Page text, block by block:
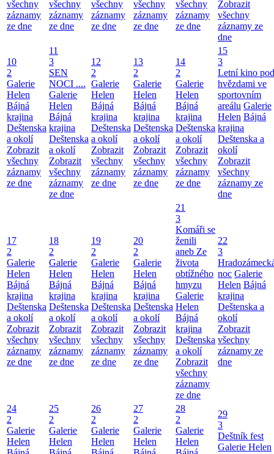
všechny
záznamy
ze dne
všechny
záznamy
ze dne
všechny
záznamy
ze dne
všechny
záznamy
ze dne
všechny
záznamy
ze dne
Zobrazit
všechny
záznamy ze
dne
10
2
Galerie
Helen
Bájná
krajina
Deštenska
a okolí
Zobrazit
všechny
záznamy
ze dne
11
3
SEN
NOCI ....
Galerie
Helen
Bájná
krajina
Deštenska
a okolí
Zobrazit
všechny
záznamy
ze dne
12
2
Galerie
Helen
Bájná
krajina
Deštenska
a okolí
Zobrazit
všechny
záznamy
ze dne
13
2
Galerie
Helen
Bájná
krajina
Deštenska
a okolí
Zobrazit
všechny
záznamy
ze dne
14
2
Galerie
Helen
Bájná
krajina
Deštenska
a okolí
Zobrazit
všechny
záznamy
ze dne
15
3
Letní kino pod
hvězdami ve
sportovním
areálu Galerie
Helen Bájná
krajina
Deštenska a
okolí
Zobrazit
všechny
záznamy ze
dne
17
2
Galerie
Helen
Bájná
krajina
Deštenska
a okolí
Zobrazit
všechny
záznamy
ze dne
18
2
Galerie
Helen
Bájná
krajina
Deštenska
a okolí
Zobrazit
všechny
záznamy
ze dne
19
2
Galerie
Helen
Bájná
krajina
Deštenska
a okolí
Zobrazit
všechny
záznamy
ze dne
20
2
Galerie
Helen
Bájná
krajina
Deštenska
a okolí
Zobrazit
všechny
záznamy
ze dne
21
3
Komáři se
ženili
aneb Ze
života
obtížného
hmyzu
Galerie
Helen
Bájná
krajina
Deštenska
a okolí
Zobrazit
všechny
záznamy
ze dne
22
3
noc Galerie
Helen Bájná
krajina
Deštenska a
okolí
Zobrazit
všechny
záznamy ze
dne
24
2
Galerie
Helen
25
2
Galerie
Helen
26
2
Galerie
Helen
27
2
Galerie
Helen
28
2
Galerie
Helen
29
3
Deštník fest
Galerie Helen